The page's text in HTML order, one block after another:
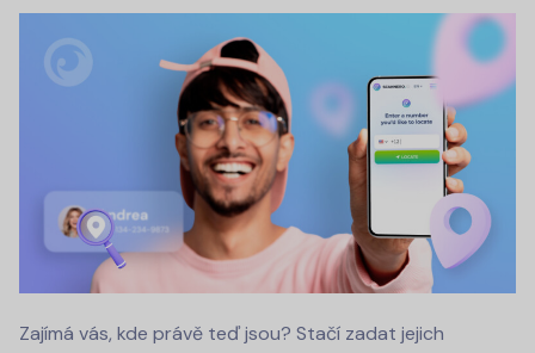
Zajímá vás, kde právě teď jsou? Stačí zadat jejich